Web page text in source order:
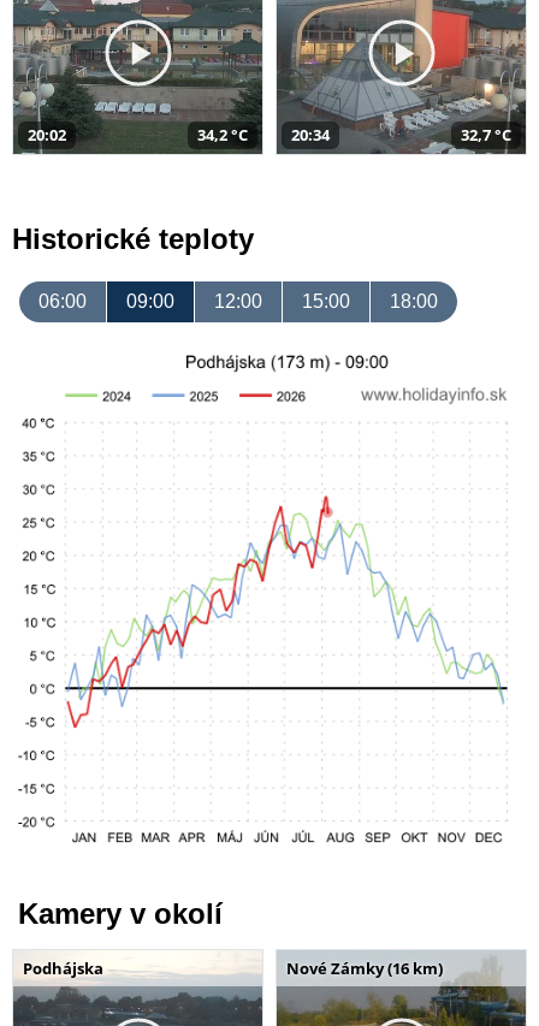
20:02 34,2 °C 20:34 32,7 °C
Historické teploty
06:00 09:00 12:00 15:00 18:00
Kamery v okolí
Podhájska Nové Zámky (16 km)